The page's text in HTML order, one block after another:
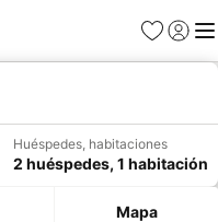
Favoritos
Iniciar
Huéspedes, habitaciones
2 huéspedes, 1 habitación
Mapa